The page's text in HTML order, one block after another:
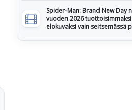
Spider-Man: Brand New Day
vuoden 2026 tuottoisimmaksi
elokuvaksi vain seitsemässä